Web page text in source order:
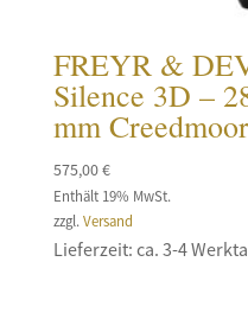
FREYR &
Silence 3D –
mm
575,00€
Enthält 19% MwSt.
zzgl. Versand
Lieferzeit: ca. 3-4